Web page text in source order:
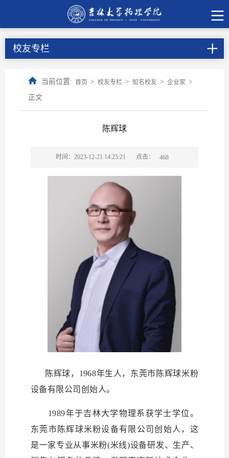
校友专栏
当前位置: 首页 > 校友专栏 > 知名校友 > 企业家 >
正文
陈辉球
时间：2023-12-21 14:25:21 点击： 468
陈辉球， 1968年生人， 东莞市陈辉球米粉
设备有限公司 创始人。
1989年于吉林大学物理系获学士学位。
东莞市陈辉球米粉设备有限公司创始人 ，这
是一家专业从事米粉(米线)设备研发、生产、